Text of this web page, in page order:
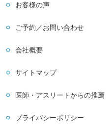
お客様の声
ご予約／お問い合わせ
会社概要
サイトマップ
医師・アスリートからの推薦
プライバシーポリシー